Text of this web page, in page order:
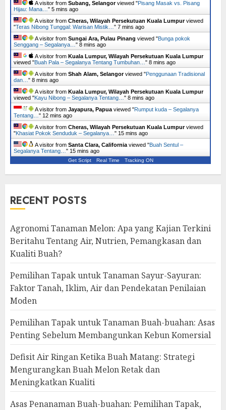
A visitor from Subang, Selangorviewed "Pisang Masak vs. Pisang
Hijau: Mana… " 5 mins ago
A visitor from Cheras, Wilayah Persekutuan Kuala Lumpurviewed
"Teras Nibong Tunggal: Warisan Mistik… " 7 mins ago
A visitor from Sungai Ara, Pulau Pinang viewed "Bunga pokok
Senggang – Segalanya… " 8 mins ago
A visitor from Kuala Lumpur, Wilayah Persekutuan Kuala Lumpur
viewed "Buah Pala – Segalanya Tentang Tumbuhan… " 8 mins ago
A visitor from Shah Alam, Selangorviewed "Penggunaan Tradisional
dan… " 8 mins ago
A visitor from Kuala Lumpur, Wilayah Persekutuan Kuala Lumpur
viewed "Kayu Nibong – Segalanya Tentang… " 8 mins ago
A visitor from Jayapura, Papua viewed "Rumput kuda – Segalanya
Tentang… " 12 mins ago
A visitor from Cheras, Wilayah Persekutuan Kuala Lumpurviewed
"Khasiat Pokok Senduduk – Segalanya… " 15 mins ago
A visitor from Santa Clara, California viewed "Buah Sentul –
Segalanya Tentang… " 15 mins ago
Get Script Real Time Tracking ON
RECENT POSTS
Agronomi Tanaman Melon: Apa yang Kajian Terkini
Beritahu Tentang Air, Nutrien, Pemangkasan dan
Kualiti Buah?
Pemilihan Tapak untuk Tanaman Sayur-Sayuran:
Faktor Tanah, Iklim, Air dan Pendekatan Penilaian
Moden
Pemilihan Tapak untuk Tanaman Buah-buahan: Asas
Penting Sebelum Membangunkan Kebun Komersial
Defisit Air Ringan Ketika Buah Matang: Strategi
Mengurangkan Buah Melon Retak dan
Meningkatkan Kualiti
Asas Penanaman Buah-buahan: Pemilihan Tapak,